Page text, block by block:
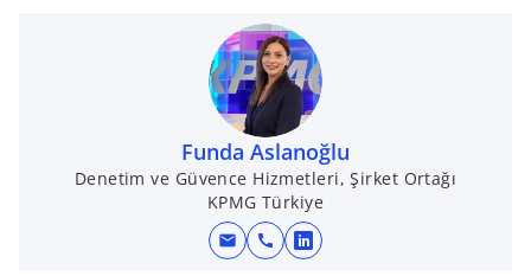
a
b
e
n
s
i
n
a
n
e
w
Funda Aslanoğlu
Denetim ve Güvence Hizmetleri, Şirket Ortağı
KPMG Türkiye
mail call
o